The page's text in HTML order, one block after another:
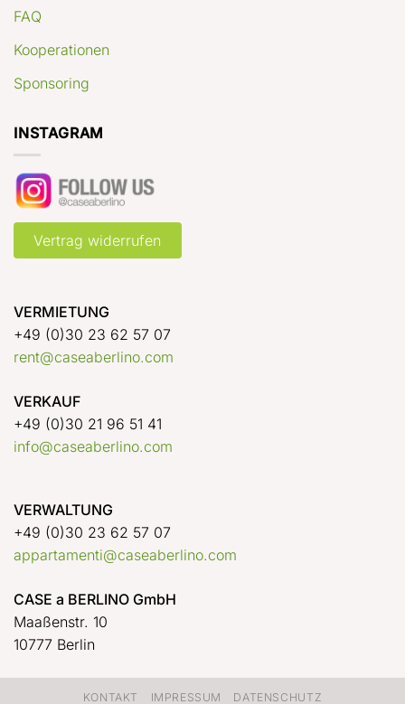
FAQ
Kooperationen
Sponsoring
INSTAGRAM
Vertrag widerrufen
VERMIETUNG
+49 (0)30 23 62 57 07
rent@caseaberlino.com
VERKAUF
+49 (0)30 21 96 51 41
info@caseaberlino.com
VERWALTUNG
+49 (0)30 23 62 57 07
appartamenti@caseaberlino.com
CASE a BERLINO GmbH
Maaßenstr. 10
10777 Berlin
KONTAKT IMPRESSUM DATENSCHUTZ